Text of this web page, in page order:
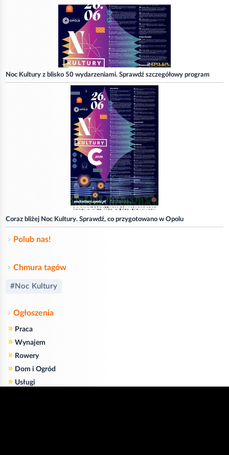
Noc Kultury z blisko 50 wydarzeniami. Sprawdź szczegółowy program
Coraz bliżej Noc Kultury. Sprawdź, co przygotowano w Opolu
Polub nas!
Chmura tagów
#Noc Kultury
Ogłoszenia
» Praca
» Wynajem
» Rowery
» Dom i Ogród
» Usługi